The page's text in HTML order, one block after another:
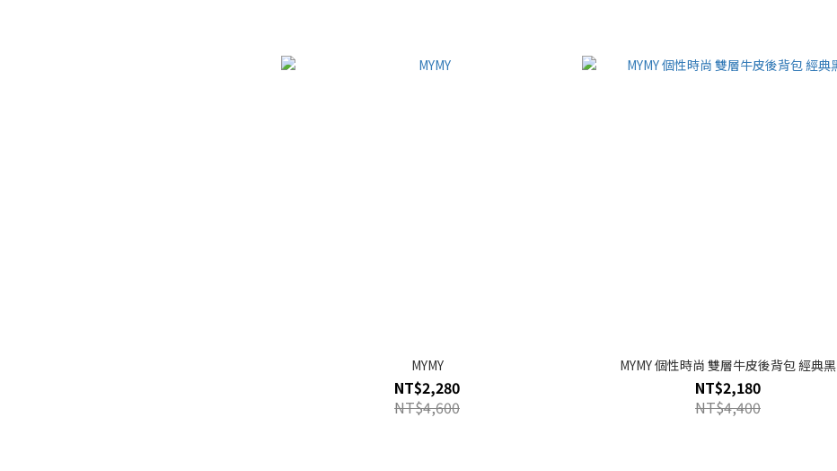
MYMY
NT$2,280
NT$4,600
MYMY 個性時尚 雙層牛皮後背包 經典黑
NT$2,180
NT$4,400